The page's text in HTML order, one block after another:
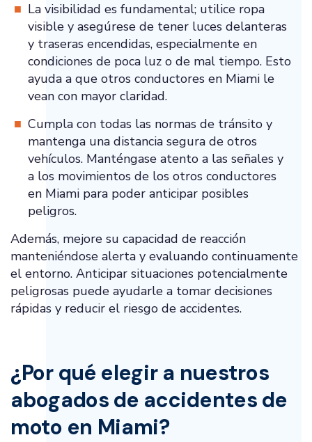
La visibilidad es fundamental; utilice ropa
visible y asegúrese de tener luces delanteras
y traseras encendidas, especialmente en
condiciones de poca luz o de mal tiempo. Esto
ayuda a que otros conductores en Miami le
vean con mayor claridad.
Cumpla con todas las normas de tránsito y
mantenga una distancia segura de otros
vehículos. Manténgase atento a las señales y
a los movimientos de los otros conductores
en Miami para poder anticipar posibles
peligros.
Además, mejore su capacidad de reacción
manteniéndose alerta y evaluando continuamente
el entorno. Anticipar situaciones potencialmente
peligrosas puede ayudarle a tomar decisiones
rápidas y reducir el riesgo de accidentes.
¿Por qué elegir a nuestros
abogados de accidentes de
moto en Miami?